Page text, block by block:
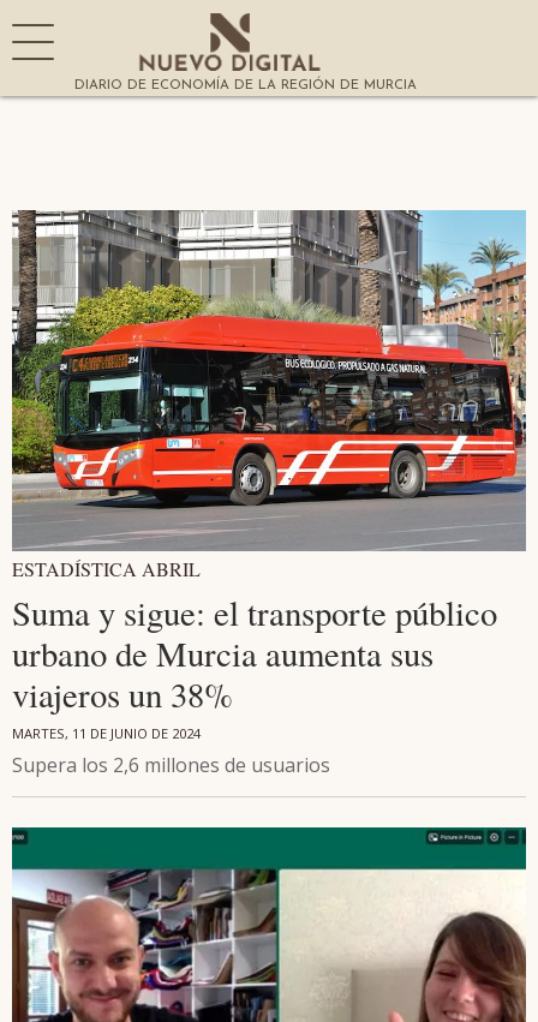
DIARIO DE ECONOMÍA DE LA REGIÓN DE MURCIA
ESTADÍSTICA ABRIL
Suma y sigue: el transporte público
urbano de Murcia aumenta sus
viajeros un 38%
MARTES, 11 DE JUNIO DE 2024
Supera los 2,6 millones de usuarios